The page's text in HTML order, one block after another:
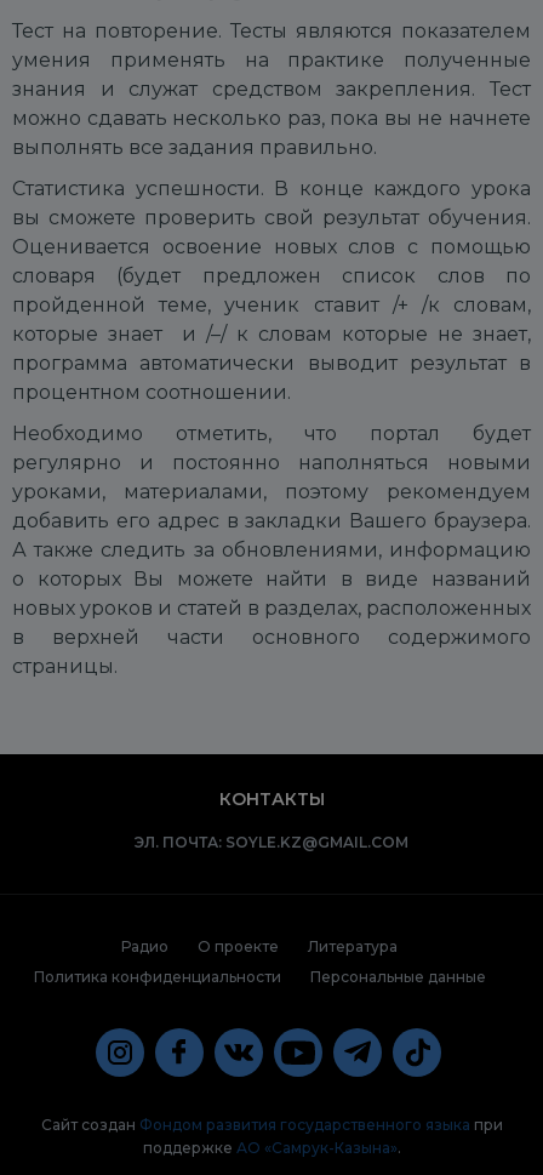
Тест на повторение. Тесты являются показателем
умения применять на практике полученные
знания и служат средством закрепления. Тест
можно сдавать несколько раз, пока вы не начнете
выполнять все задания правильно.
Статистика успешности. В конце каждого урока
вы сможете проверить свой результат обучения.
Оценивается освоение новых слов с помощью
словаря (будет предложен список слов по
пройденной теме, ученик ставит /+ /к словам,
которые знает и /–/ к словам которые не знает,
программа автоматически выводит результат в
процентном соотношении.
Необходимо отметить, что портал будет
регулярно и постоянно наполняться новыми
уроками, материалами, поэтому рекомендуем
добавить его адрес в закладки Вашего браузера.
А также следить за обновлениями, информацию
о которых Вы можете найти в виде названий
новых уроков и статей в разделах, расположенных
в верхней части основного содержимого
страницы.
КОНТАКТЫ
ЭЛ. ПОЧТА: SOYLE.KZ@GMAIL.COM
Радио О проекте
Литература
Политика конфиденциальности
Персональные данные
Сайт создан Фондом развития государственного языка при
поддержке АО «Самрук-Казына».